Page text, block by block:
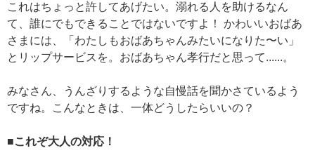
これはちょっと許してあげたい。溺れる人を助けるなん
て、誰にでもできることではないですよ！ かわいいおばあ
さまには、「わたしもおばあちゃんみたいになりた〜い」
とリップサービスを。おばあちゃん孝行だと思って......。
みなさん、うんざりするような自慢話を聞かさているよう
ですね。こんなときは、一体どうしたらいいの？
■これぞ大人の対応！